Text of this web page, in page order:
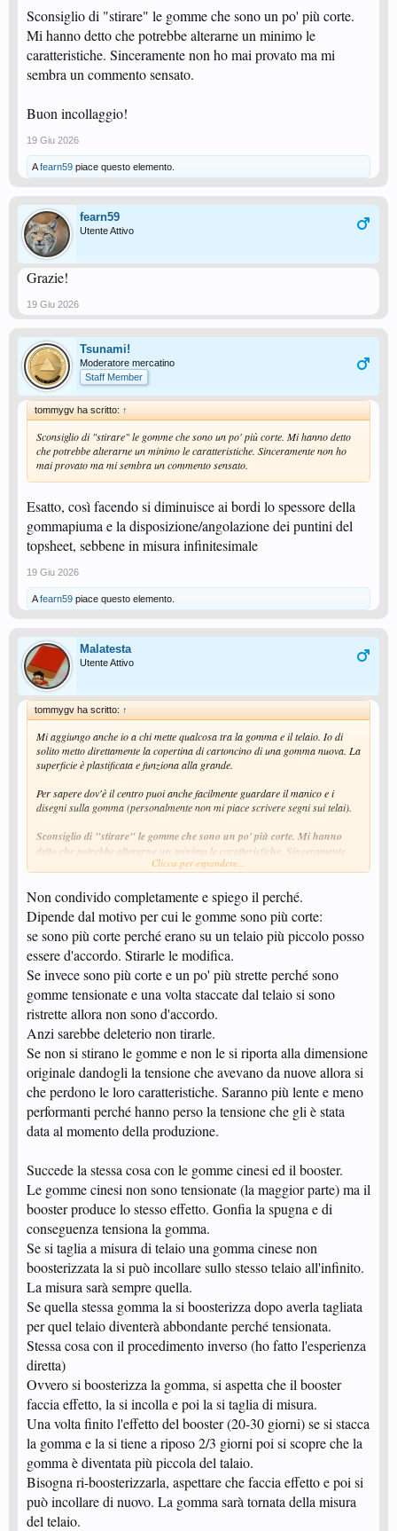
Sconsiglio di "stirare" le gomme che sono un po' più corte.
Mi hanno detto che potrebbe alterarne un minimo le
caratteristiche. Sinceramente non ho mai provato ma mi
sembra un commento sensato.
Buon incollaggio!
19 Giu 2026
Afearn59 piace questo elemento.
fearn59
Utente Attivo
Grazie!
19 Giu 2026
Tsunami!
Moderatore mercatino
Staff Member
tommygv ha scritto: ↑
Sconsiglio di "stirare" le gomme che sono un po' più corte. Mi hanno detto
che potrebbe alterarne un minimo le caratteristiche. Sinceramente non ho
mai provato ma mi sembra un commento sensato.
Esatto, così facendo si diminuisce ai bordi lo spessore della
gommapiuma e la disposizione/angolazione dei puntini del
topsheet, sebbene in misura infinitesimale
19 Giu 2026
Afearn59 piace questo elemento.
Malatesta
Utente Attivo
tommygv ha scritto: ↑
Mi aggiungo anche io a chi mette qualcosa tra la gomma e il telaio. Io di
solito metto direttamente la copertina di cartoncino di una gomma nuova. La
superficie è plastificata e funziona alla grande.
Per sapere dov'è il centro puoi anche facilmente guardare il manico e i
disegni sulla gomma (personalmente non mi piace scrivere segni sui telai).
Sconsiglio di "stirare" le gomme che sono un po' più corte. Mi hanno
detto che potrebbe alterarne un minimo le caratteristiche. Sinceramente
non ho mai provato ma mi sembra un commento sensato.
Buon incollaggio!
Clicca per espandere...
Non condivido completamente e spiego il perché.
Dipende dal motivo per cui le gomme sono più corte:
se sono più corte perché erano su un telaio più piccolo posso
essere d'accordo. Stirarle le modifica.
Se invece sono più corte e un po' più strette perché sono
gomme tensionate e una volta staccate dal telaio si sono
ristrette allora non sono d'accordo.
Anzi sarebbe deleterio non tirarle.
Se non si stirano le gomme e non le si riporta alla dimensione
originale dandogli la tensione che avevano da nuove allora si
che perdono le loro caratteristiche. Saranno più lente e meno
performanti perché hanno perso la tensione che gli è stata
data al momento della produzione.
Succede la stessa cosa con le gomme cinesi ed il booster.
Le gomme cinesi non sono tensionate (la maggior parte) ma il
booster produce lo stesso effetto. Gonfia la spugna e di
conseguenza tensiona la gomma.
Se si taglia a misura di telaio una gomma cinese non
boosterizzata la si può incollare sullo stesso telaio all'infinito.
La misura sarà sempre quella.
Se quella stessa gomma la si boosterizza dopo averla tagliata
per quel telaio diventerà abbondante perché tensionata.
Stessa cosa con il procedimento inverso (ho fatto l'esperienza
diretta)
Ovvero si boosterizza la gomma, si aspetta che il booster
faccia effetto, la si incolla e poi la si taglia di misura.
Una volta finito l'effetto del booster (20-30 giorni) se si stacca
la gomma e la si tiene a riposo 2/3 giorni poi si scopre che la
gomma è diventata più piccola del talaio.
Bisogna ri-boosterizzarla, aspettare che faccia effetto e poi si
può incollare di nuovo. La gomma sarà tornata della misura
del telaio.